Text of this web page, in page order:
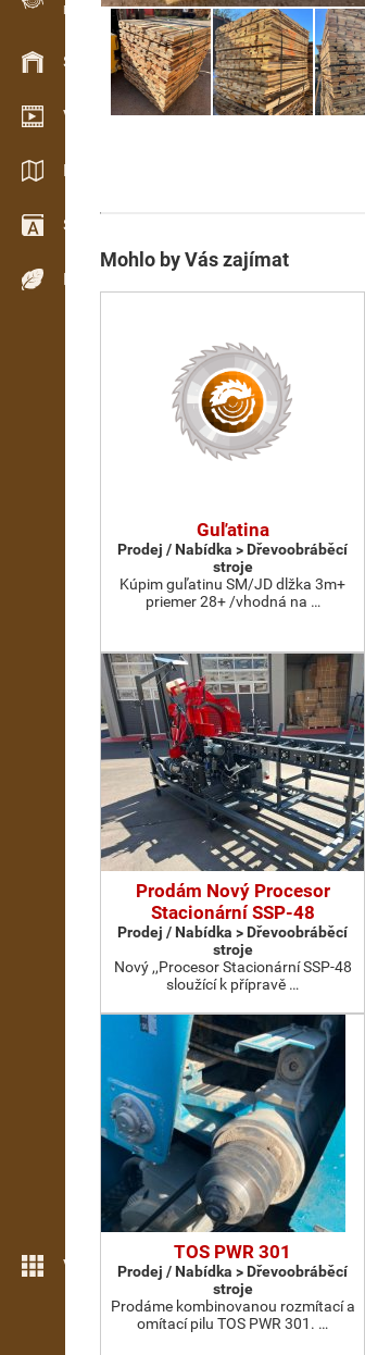
Evidence dřeva v terénu
Skladové hospodářství
Video showroom
Katalogy / Brožury
Slovník
Dřeviny
Více možností
Mohlo by Vás zajímat
Guľatina
Prodej / Nabídka > Dřevoobráběcí
stroje
Kúpim guľatinu SM/JD dlžka 3m+
priemer 28+ /vhodná na …
Prodám Nový Procesor
Stacionární SSP-48
Prodej / Nabídka > Dřevoobráběcí
stroje
Nový ,,Procesor Stacionární SSP-48
sloužící k přípravě …
TOS PWR 301
Prodej / Nabídka > Dřevoobráběcí
stroje
Prodáme kombinovanou rozmítací a
omítací pilu TOS PWR 301. …